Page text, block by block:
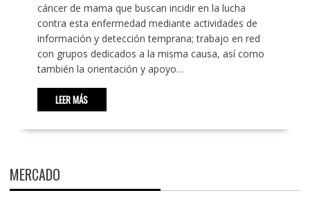
cáncer de mama que buscan incidir en la lucha
contra esta enfermedad mediante actividades de
información y detección temprana; trabajo en red
con grupos dedicados a la misma causa, así como
también la orientación y apoyo…
LEER MÁS
MERCADO